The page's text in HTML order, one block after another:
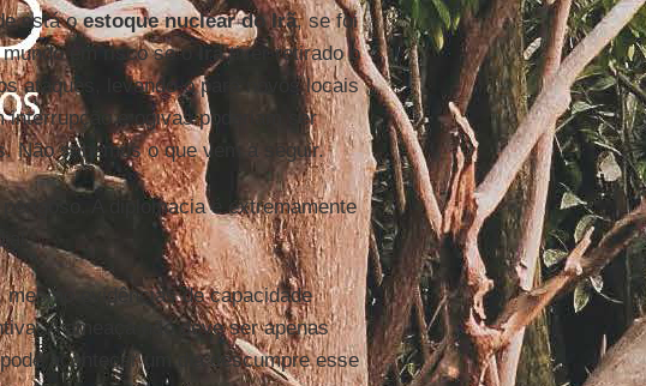
está oestoque nuclear do Irã, se foi
em risco se oIrãtiver retirado o
ataques, levando-o para novos locais
interrupção e ogivas poderiam ser
Não sabemos o que vem a seguir.
A diplomacia é extremamente
mesmo evidências de capacidade
A ameaça não deve ser apenas
acontecer um dia descumpre esse